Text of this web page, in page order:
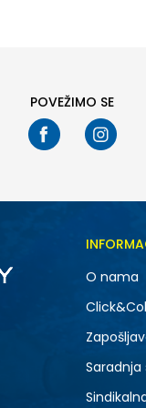
POVEŽIMO SE
O nama